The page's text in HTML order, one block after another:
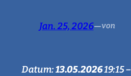
Jan. 25, 2026—von
Datum:13.05.202619:15–